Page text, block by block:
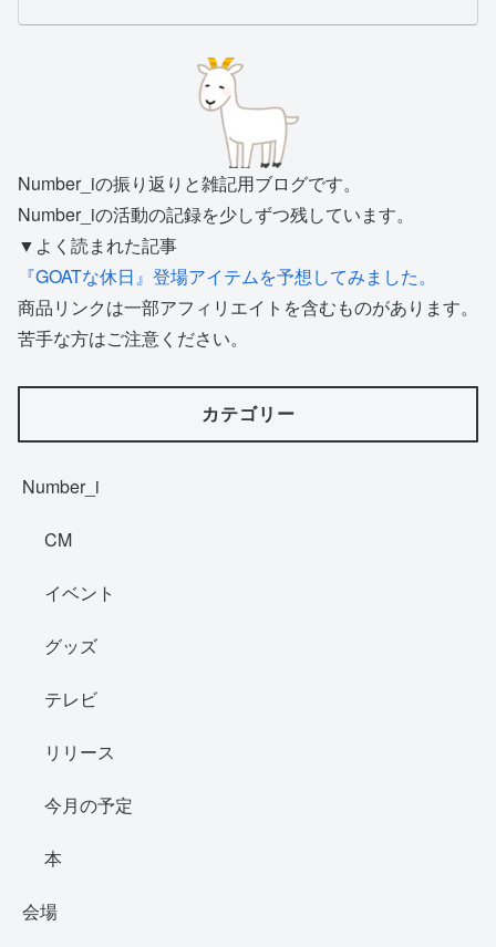
Number_iの振り返りと雑記用ブログです。
Number_iの活動の記録を少しずつ残しています。
▼よく読まれた記事
『GOATな休日』登場アイテムを予想してみました。
商品リンクは一部アフィリエイトを含むものがあります。
苦手な方はご注意ください。
カテゴリー
Number_i
CM
イベント
グッズ
テレビ
リリース
今月の予定
本
会場